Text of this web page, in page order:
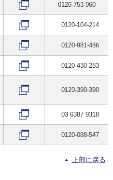
0120-753-960
0120-104-214
0120-981-486
0120-430-283
0120-390-390
03-6387-9318
0120-088-547
上部に戻る